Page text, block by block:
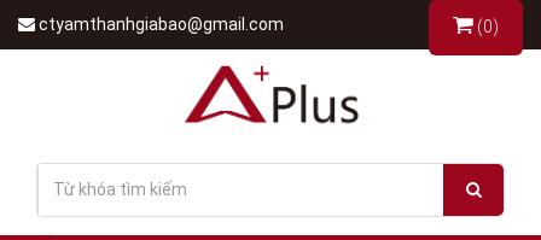
ctyamthanhgiabao@gmail.com (0)